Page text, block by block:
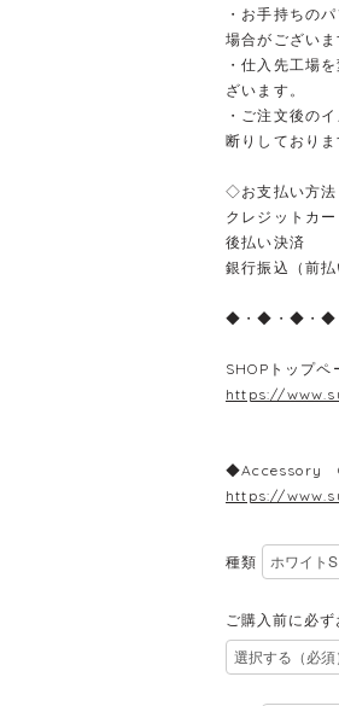
・お手持ちの
場合がございま
・仕入先工場
ざいます。
・ご注文後の
断りしておりま
◇お支払い方法
クレジットカ
後払い決済
銀行振込（前払
◆・◆・◆・◆
SHOPトップペ
https://
◆Accessory
https://
種類
ご購入前に必ず